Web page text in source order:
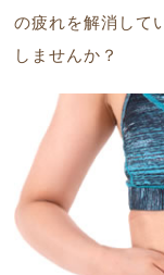
の疲れを解消して
しませんか？